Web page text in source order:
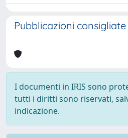
Pubblicazioni consigliate
I documenti in IRIS sono
tutti i diritti sono riservati,
indicazione.